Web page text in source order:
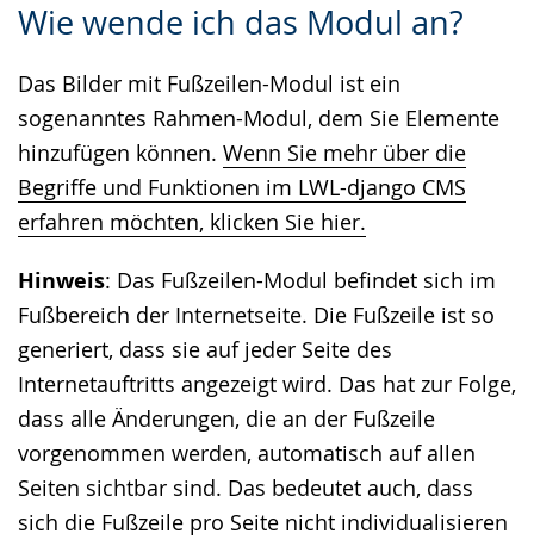
Wie wende ich das Modul an?
Das Bilder mit Fußzeilen-Modul ist ein
sogenanntes Rahmen-Modul, dem Sie Elemente
hinzufügen können. Wenn Sie mehr über die
Begriffe und Funktionen im LWL-django CMS
erfahren möchten, klicken Sie hier.
Hinweis: Das Fußzeilen-Modul befindet sich im
Fußbereich der Internetseite. Die Fußzeile ist so
generiert, dass sie auf jeder Seite des
Internetauftritts angezeigt wird. Das hat zur Folge,
dass alle Änderungen, die an der Fußzeile
vorgenommen werden, automatisch auf allen
Seiten sichtbar sind. Das bedeutet auch, dass
sich die Fußzeile pro Seite nicht individualisieren
Leichten
wechseln.
Audio-
Video
Deutscher
Gebärdensprache
wird
angezeigt.